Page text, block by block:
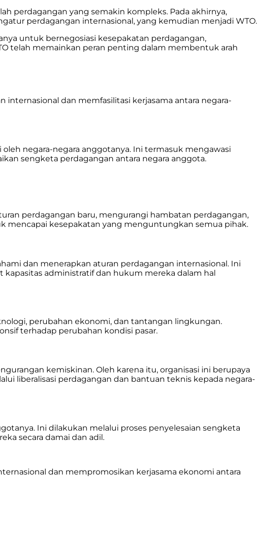
perdagangan yang semakin kompleks. Pada akhirnya,
perdagangan internasional, yang kemudian menjadi WTO.
untuk bernegosiasi kesepakatan perdagangan,
telah memainkan peran penting dalam membentuk arah
dan memfasilitasi kerjasama antara negara-
negara-negara anggotanya. Ini termasuk mengawasi
sengketa perdagangan antara negara anggota.
perdagangan baru, mengurangi hambatan perdagangan,
mencapai kesepakatan yang menguntungkan semua pihak.
dan menerapkan aturan perdagangan internasional. Ini
administratif dan hukum mereka dalam hal
perubahan ekonomi, dan tantangan lingkungan.
terhadap perubahan kondisi pasar.
kemiskinan. Oleh karena itu, organisasi ini berupaya
liberalisasi perdagangan dan bantuan teknis kepada negara-
Ini dilakukan melalui proses penyelesaian sengketa
secara damai dan adil.
dan mempromosikan kerjasama ekonomi antara